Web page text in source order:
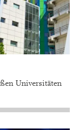
Universitäten